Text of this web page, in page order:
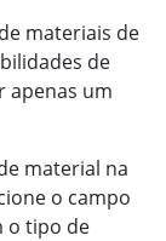
materiais de
de
apenas um
material na
o campo
o tipo de